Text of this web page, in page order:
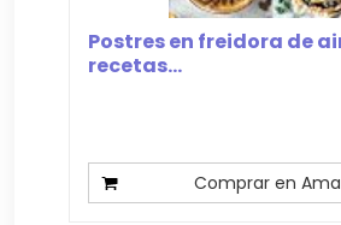
Postres en freidora de
recetas...
Comprar en